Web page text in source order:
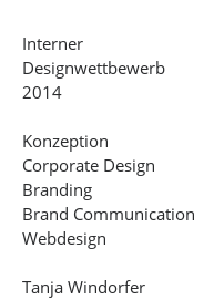
Interner
Designwettbewerb
2014
Konzeption
Corporate Design
Branding
Brand Communication
Webdesign
Tanja Windorfer